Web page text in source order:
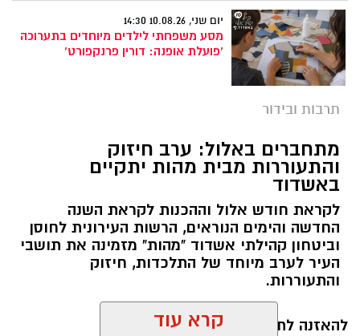
יום שני, 10.08.26 14:30
מסע משפחתי לילדים מיוחדים בתערוכה
'פועלת אופנה: דורין פרנקפורט'
תרבות ובידור
מתחברים באלול: ערב חיזוק
והתעוררות מבית מהות יתקיים
באשדוד
לקראת חודש אלול וההכנות לקראת השנה
החדשה והימים הנוראים, הרשות העירונית לחוסן
וביטחון קהילתי אשדוד "מהות" מזמינה את תושבי
העיר לערב מיוחד של התלכדות, חיזוק
והתעוררות.
להאזנה לתוכן: קרא עוד